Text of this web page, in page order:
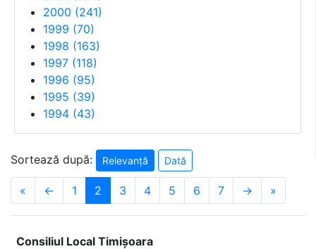
2000 (241)
1999 (70)
1998 (163)
1997 (118)
1996 (95)
1995 (39)
1994 (43)
Sortează după: Relevanță Dată
« ← 1 2 3 4 5 6 7 → »
Consiliul Local Timișoara